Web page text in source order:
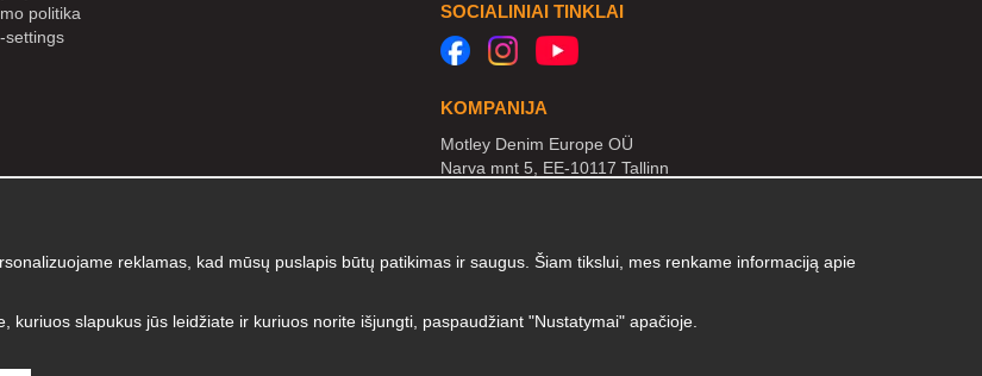
politika
settings
SOCIALINIAI TINKLAI
KOMPANIJA
Motley Denim Europe OÜ
Narva mnt 5, EE-10117 Tallinn
reklamas, kad mūsų puslapis būtų patikimas ir saugus. Šiam tikslui, mes renkame informaciją apie
slapukus jūs leidžiate ir kuriuos norite išjungti, paspaudžiant "Nustatymai" apačioje.